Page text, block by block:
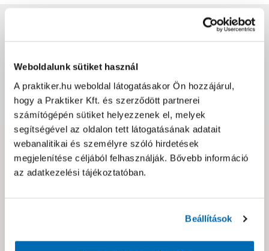
Weboldalunk sütiket használ
A praktiker.hu weboldal látogatásakor Ön hozzájárul,
hogy a Praktiker Kft. és szerződött partnerei
számítógépén sütiket helyezzenek el, melyek
segítségével az oldalon tett látogatásának adatait
webanalitikai és személyre szóló hirdetések
megjelenítése céljából felhasználják. Bővebb információ
az adatkezelési tájékoztatóban.
Beállítások
Csomagolási és súly információk
Dokumentumok, felelős személy
Hibát találtál az oldalon vagy a termék leírásában?
Kérjük jelezd nekünk!